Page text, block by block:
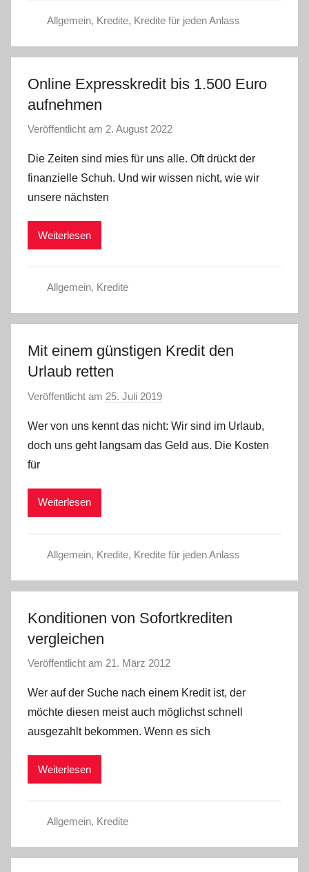
Allgemein, Kredite, Kredite für jeden Anlass
Online Expresskredit bis 1.500 Euro
aufnehmen
Veröffentlicht am 2. August 2022
n
a
Die Zeiten sind mies für uns alle. Oft drückt der
finanzielle Schuh. Und wir wissen nicht, wie wir
unsere nächsten
Weiterlesen
Allgemein, Kredite
Mit einem günstigen Kredit den
Urlaub retten
Veröffentlicht am 25. Juli 2019
n
a
Wer von uns kennt das nicht: Wir sind im Urlaub,
doch uns geht langsam das Geld aus. Die Kosten
für
Weiterlesen
Allgemein, Kredite, Kredite für jeden Anlass
Konditionen von Sofortkrediten
vergleichen
Veröffentlicht am 21. März 2012
n
a
d
Wer auf der Suche nach einem Kredit ist, der
möchte diesen meist auch möglichst schnell
ausgezahlt bekommen. Wenn es sich
Weiterlesen
Allgemein, Kredite